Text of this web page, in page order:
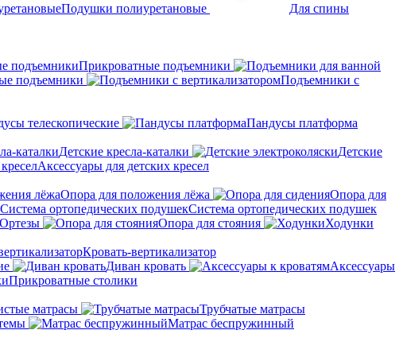
Подушки полиуретановые
Для спины
Прикроватные подъемники
подъемники
Подъемники с
телескопические
Пандусы платформа
Детские кресла-каталки
Детские
Аксессуары для детских кресел
Опора для положения лёжа
Опора для
Система ортопедических подушек
Ортезы Опора для стояния
Ходунки
Кровать-вертикализатор
Диван кровать
Аксессуары
Прикроватные столики
матрасы
Трубчатые матрасы
Матрас беспружинный